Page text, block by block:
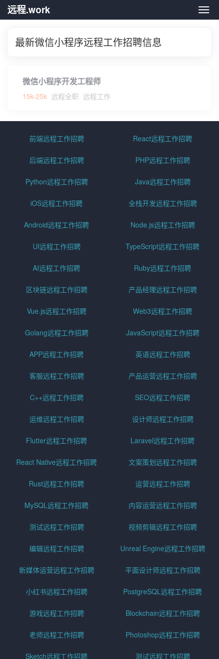
远
远程.work
最新微信小程序远程工作招聘信息
微信小程序开发工程师
15k-25k 远程全职 远程工作
前端远程工作招聘 React远程工作招聘
后端远程工作招聘 PHP远程工作招聘
Python远程工作招聘 Java远程工作招聘
iOS远程工作招聘 全栈开发远程工作招聘
Android远程工作招聘 Node.js远程工作招聘
UI远程工作招聘 TypeScript远程工作招聘
AI远程工作招聘 Ruby远程工作招聘
区块链远程工作招聘 产品经理远程工作招聘
Vue.js远程工作招聘 Web3远程工作招聘
Golang远程工作招聘 JavaScript远程工作招聘
APP远程工作招聘 英语远程工作招聘
客服远程工作招聘 产品运营远程工作招聘
C++远程工作招聘 SEO远程工作招聘
运维远程工作招聘 设计师远程工作招聘
Flutter远程工作招聘 Laravel远程工作招聘
React Native远程工作招聘 文案策划远程工作招聘
Rust远程工作招聘 运营远程工作招聘
MySQL远程工作招聘 内容运营远程工作招聘
测试远程工作招聘 视频剪辑远程工作招聘
编辑远程工作招聘 Unreal Engine远程工作招聘
新媒体运营远程工作招聘 平面设计师远程工作招聘
小红书远程工作招聘 PostgreSQL远程工作招聘
游戏远程工作招聘 Blockchain远程工作招聘
老师远程工作招聘 Photoshop远程工作招聘
Sketch远程工作招聘 测试远程工作招聘